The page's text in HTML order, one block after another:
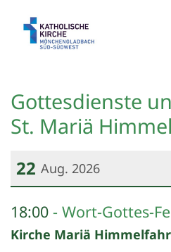
Gottesdienste
St. Mariä
22 Aug. 2026
18:00 Wort-Gottes-
Kirche Mariä